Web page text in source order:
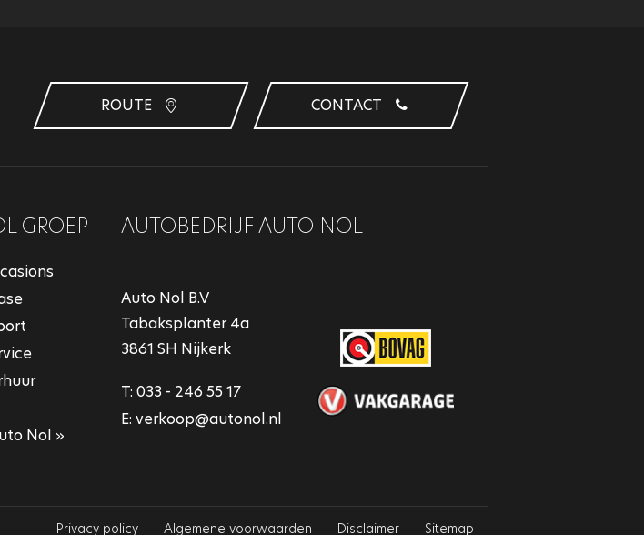
ROUTE CONTACT
GROEP
Nol »
AUTOBEDRIJF AUTO NOL
Auto Nol B.V
Tabaksplanter 4a
3861 SH Nijkerk
T: 033 - 246 55 17
E: verkoop@autonol.nl
Privacy policy Algemene voorwaarden Disclaimer Sitemap